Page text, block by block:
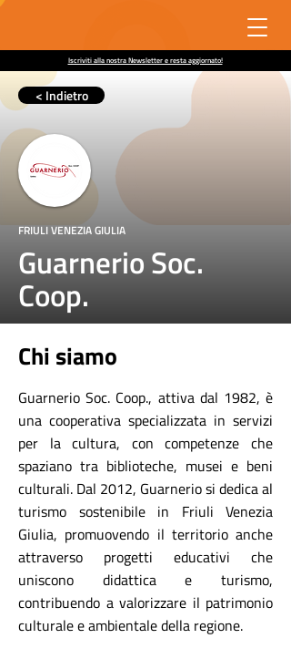
Iscriviti alla nostra Newsletter e resta aggiornato!
< Indietro
FRIULI VENEZIA GIULIA
Guarnerio Soc.
Coop.
Chi siamo
Guarnerio Soc. Coop., attiva dal 1982, è
una cooperativa specializzata in servizi
per la cultura, con competenze che
spaziano tra biblioteche, musei e beni
culturali. Dal 2012, Guarnerio si dedica al
turismo sostenibile in Friuli Venezia
Giulia, promuovendo il territorio anche
attraverso progetti educativi che
uniscono didattica e turismo,
contribuendo a valorizzare il patrimonio
culturale e ambientale della regione.